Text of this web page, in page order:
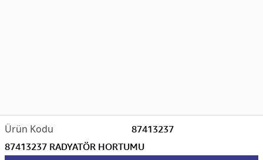
87413237
87413237 RADYATÖR HORTUMU